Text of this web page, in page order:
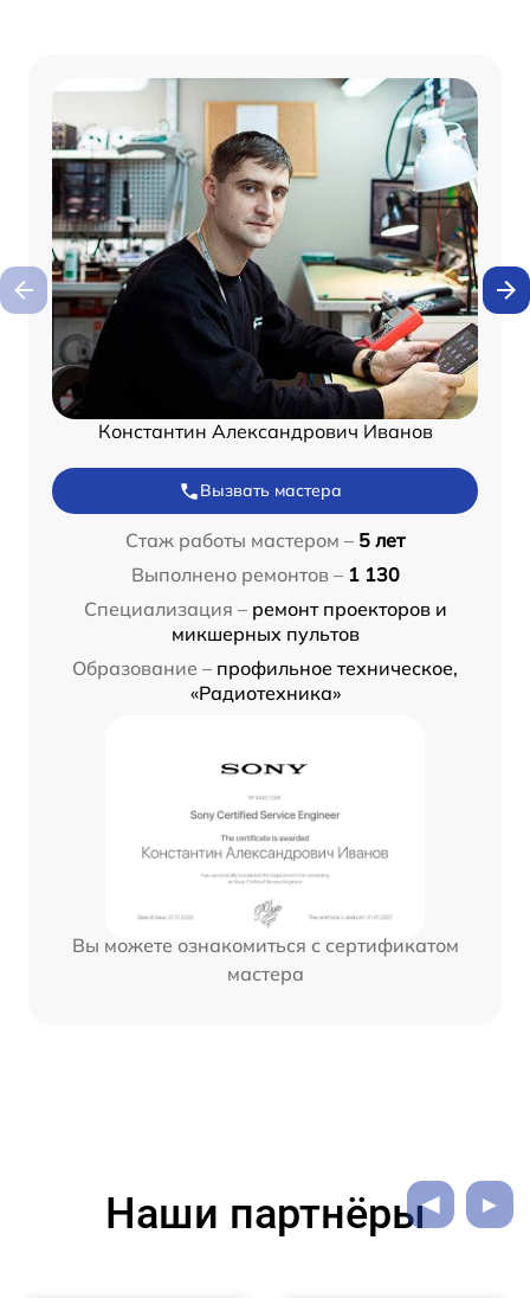
Константин Александрович Иванов
Вызвать мастера
Стаж работы мастером – 5 лет
Выполнено ремонтов – 1 130
Специализация – ремонт проекторов и
микшерных пультов
Образование – профильное техническое,
«Радиотехника»
Вы можете ознакомиться с сертификатом
мастера
Наши партнёры